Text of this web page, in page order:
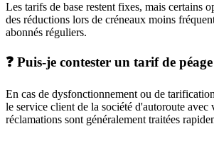
Les tarifs de base restent fixes, mais certains
des réductions lors de créneaux moins
abonnés réguliers.
❓ Puis-je contester un tarif de
En cas de dysfonctionnement ou de
le service client de la société d'autoroute avec
réclamations sont généralement traitées